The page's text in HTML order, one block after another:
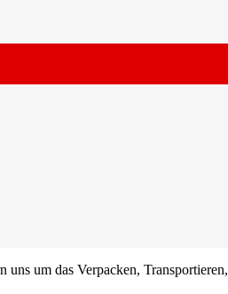
um das Verpacken, Transportieren,